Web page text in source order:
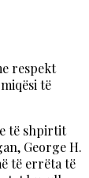
respekt
të
të shpirtit
George H.
të errëta të